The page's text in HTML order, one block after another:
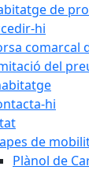
de
hi
comarcal
del
hi
de
Plànol de